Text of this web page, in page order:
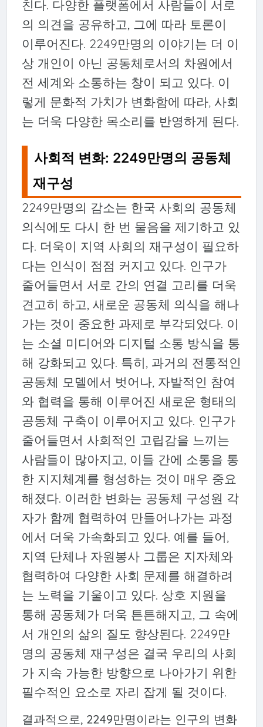
친다. 다양한 플랫폼에서 사람들이 서로
의 의견을 공유하고, 그에 따라 토론이
이루어진다. 2249만명의 이야기는 더 이
상 개인이 아닌 공동체로서의 차원에서
전 세계와 소통하는 창이 되고 있다. 이
렇게 문화적 가치가 변화함에 따라, 사회
는 더욱 다양한 목소리를 반영하게 된다.
사회적 변화: 2249만명의 공동체
재구성
2249만명의 감소는 한국 사회의 공동체
의식에도 다시 한 번 물음을 제기하고 있
다. 더욱이 지역 사회의 재구성이 필요하
다는 인식이 점점 커지고 있다. 인구가
줄어들면서 서로 간의 연결 고리를 더욱
견고히 하고, 새로운 공동체 의식을 해나
가는 것이 중요한 과제로 부각되었다. 이
는 소셜 미디어와 디지털 소통 방식을 통
해 강화되고 있다. 특히, 과거의 전통적인
공동체 모델에서 벗어나, 자발적인 참여
와 협력을 통해 이루어진 새로운 형태의
공동체 구축이 이루어지고 있다. 인구가
줄어들면서 사회적인 고립감을 느끼는
사람들이 많아지고, 이들 간에 소통을 통
한 지지체계를 형성하는 것이 매우 중요
해졌다. 이러한 변화는 공동체 구성원 각
자가 함께 협력하여 만들어나가는 과정
에서 더욱 가속화되고 있다. 예를 들어,
지역 단체나 자원봉사 그룹은 지자체와
협력하여 다양한 사회 문제를 해결하려
는 노력을 기울이고 있다. 상호 지원을
통해 공동체가 더욱 튼튼해지고, 그 속에
서 개인의 삶의 질도 향상된다. 2249만
명의 공동체 재구성은 결국 우리의 사회
가 지속 가능한 방향으로 나아가기 위한
필수적인 요소로 자리 잡게 될 것이다.
결과적으로, 2249만명이라는 인구의 변화